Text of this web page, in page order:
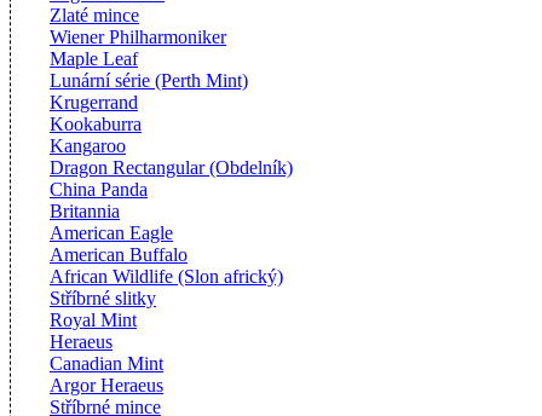
Zlaté mince
Wiener Philharmoniker
Maple Leaf
Lunární série (Perth Mint)
Krugerrand
Kookaburra
Kangaroo
Dragon Rectangular (Obdelník)
China Panda
Britannia
American Eagle
American Buffalo
African Wildlife (Slon africký)
Stříbrné slitky
Royal Mint
Heraeus
Canadian Mint
Argor Heraeus
Stříbrné mince